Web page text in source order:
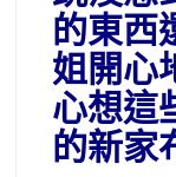
的東西
姐開心
心想這
的新家